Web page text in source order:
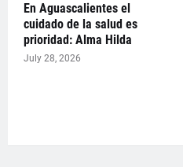
En Aguascalientes el
cuidado de la salud es
prioridad: Alma Hilda
July 28, 2026